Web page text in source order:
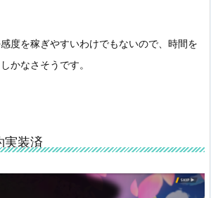
度を稼ぎやすいわけでもないので、時間を
かなさそうです。
実装済